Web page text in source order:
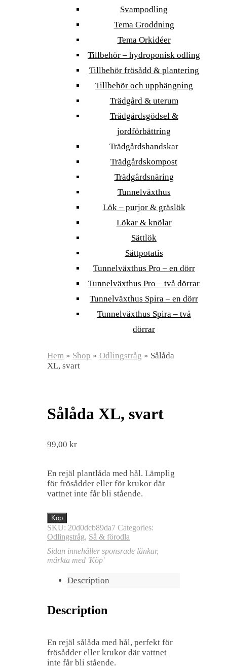
Svampodling
Tema Groddning
Tema Orkidéer
Tillbehör – hydroponisk odling
Tillbehör frösådd & plantering
Tillbehör och upphängning
Trädgård & uterum
Trädgårdsgödsel &
jordförbättring
Trädgårdshandskar
Trädgårdskompost
Trädgårdsnäring
Tunnelväxthus
Lök – purjor & gräslök
Lökar & knölar
Sättlök
Sättpotatis
Tunnelväxthus Pro – en dörr
Tunnelväxthus Pro – två dörrar
Tunnelväxthus Spira – en dörr
Tunnelväxthus Spira – två
dörrar
Hem » Shop » Odlingstråg » Sålåda
XL, svart
Sålåda XL, svart
99,00 kr
En rejäl plantlåda med hål. Lämplig
för frösådder eller för krukor där
vattnet inte får bli stående.
Köp
SKU: 20d0dcb89da7 Categories:
Odlingstråg, Så & förodla
Sidan innehåller sponsrade länkar,
märkta med 'Köp'
Description
Description
En rejäl sålåda med hål, perfekt för
frösådder eller krukor där vattnet
inte får bli stående.